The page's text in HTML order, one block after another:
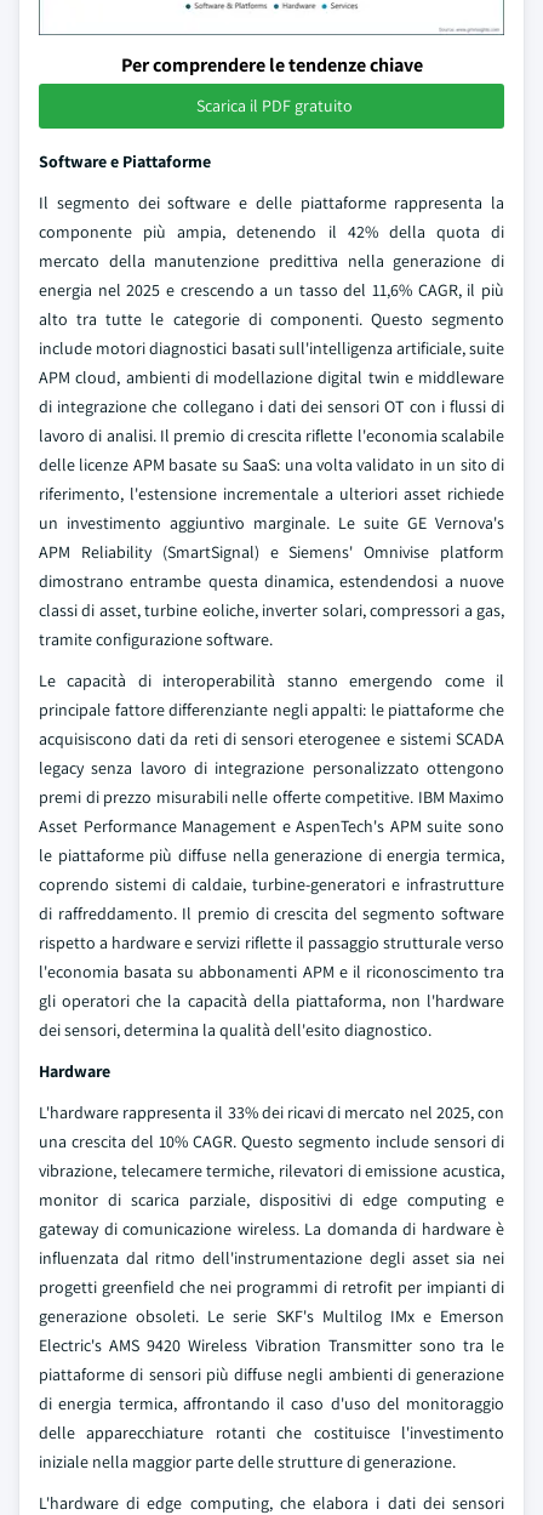
Per comprendere le tendenze chiave
Scarica il PDF gratuito
Software e Piattaforme
Il segmento dei software e delle piattaforme rappresenta la
componente più ampia, detenendo il 42% della quota di
mercato della manutenzione predittiva nella generazione di
energia nel 2025 e crescendo a un tasso del 11,6% CAGR, il più
alto tra tutte le categorie di componenti. Questo segmento
include motori diagnostici basati sull'intelligenza artificiale, suite
APM cloud, ambienti di modellazione digital twin e middleware
di integrazione che collegano i dati dei sensori OT con i flussi di
lavoro di analisi. Il premio di crescita riflette l'economia scalabile
delle licenze APM basate su SaaS: una volta validato in un sito di
riferimento, l'estensione incrementale a ulteriori asset richiede
un investimento aggiuntivo marginale. Le suite GE Vernova's
APM Reliability (SmartSignal) e Siemens' Omnivise platform
dimostrano entrambe questa dinamica, estendendosi a nuove
classi di asset, turbine eoliche, inverter solari, compressori a gas,
tramite configurazione software.
Le capacità di interoperabilità stanno emergendo come il
principale fattore differenziante negli appalti: le piattaforme che
acquisiscono dati da reti di sensori eterogenee e sistemi SCADA
legacy senza lavoro di integrazione personalizzato ottengono
premi di prezzo misurabili nelle offerte competitive. IBM Maximo
Asset Performance Management e AspenTech's APM suite sono
le piattaforme più diffuse nella generazione di energia termica,
coprendo sistemi di caldaie, turbine-generatori e infrastrutture
di raffreddamento. Il premio di crescita del segmento software
rispetto a hardware e servizi riflette il passaggio strutturale verso
l'economia basata su abbonamenti APM e il riconoscimento tra
gli operatori che la capacità della piattaforma, non l'hardware
dei sensori, determina la qualità dell'esito diagnostico.
Hardware
L'hardware rappresenta il 33% dei ricavi di mercato nel 2025, con
una crescita del 10% CAGR. Questo segmento include sensori di
vibrazione, telecamere termiche, rilevatori di emissione acustica,
monitor di scarica parziale, dispositivi di edge computing e
gateway di comunicazione wireless. La domanda di hardware è
influenzata dal ritmo dell'instrumentazione degli asset sia nei
progetti greenfield che nei programmi di retrofit per impianti di
generazione obsoleti. Le serie SKF's Multilog IMx e Emerson
Electric's AMS 9420 Wireless Vibration Transmitter sono tra le
piattaforme di sensori più diffuse negli ambienti di generazione
di energia termica, affrontando il caso d'uso del monitoraggio
delle apparecchiature rotanti che costituisce l'investimento
iniziale nella maggior parte delle strutture di generazione.
L'hardware di edge computing, che elabora i dati dei sensori